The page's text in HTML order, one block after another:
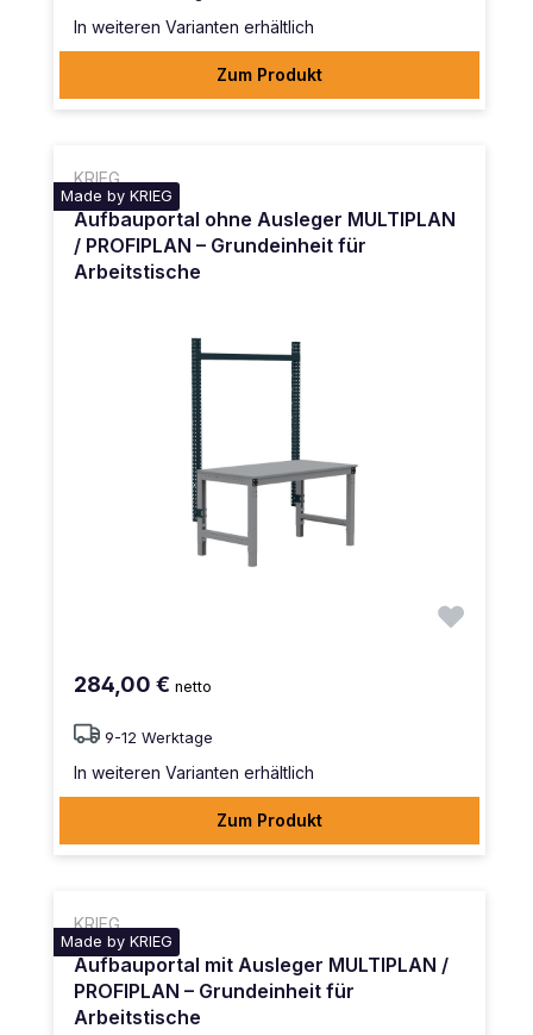
In weiteren Varianten erhältlich
Zum Produkt
KRIEG
Made by KRIEG
Aufbauportal ohne Ausleger MULTIPLAN
/ PROFIPLAN – Grundeinheit für
Arbeitstische
284,00 € netto
9-12 Werktage
In weiteren Varianten erhältlich
Zum Produkt
KRIEG
Made by KRIEG
Aufbauportal mit Ausleger MULTIPLAN /
PROFIPLAN – Grundeinheit für
Arbeitstische